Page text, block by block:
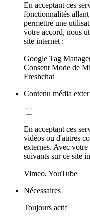
En acceptant ces
fonctionnalités
permettre une
votre accord, nous
site internet :
Google Tag
Consent Mode de
Freshchat
Contenu média
En acceptant ces
vidéos ou d'autres
externes. Avec
suivants sur ce site
Vimeo, YouTube
Nécessaires
Toujours actif